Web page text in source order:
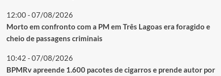
12:00 - 07/08/2026
Morto em confronto com a PM em Três Lagoas era foragido e
cheio de passagens criminais
10:42 - 07/08/2026
BPMRv apreende 1.600 pacotes de cigarros e prende autor por